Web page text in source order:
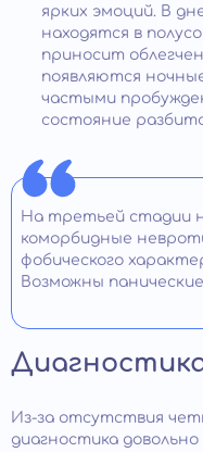
ярких эмоций. В
находятся в
приносит
появляются
частыми
состояние
На третьей стадии
коморбидные
фобического
Возможны
Из-за отсутствия
диагностика